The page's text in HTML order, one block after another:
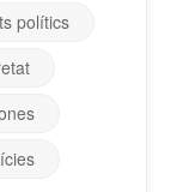
polítics